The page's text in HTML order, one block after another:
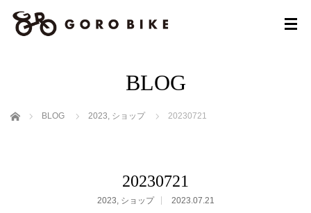
BLOG
ホーム BLOG 2023, ショップ 20230721
20230721
2023, ショップ 2023.07.21